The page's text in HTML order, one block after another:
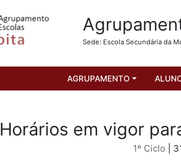
Sede: Escola Secundária da
AGRUPAMENTO
Horários em vigor
1º Ciclo |